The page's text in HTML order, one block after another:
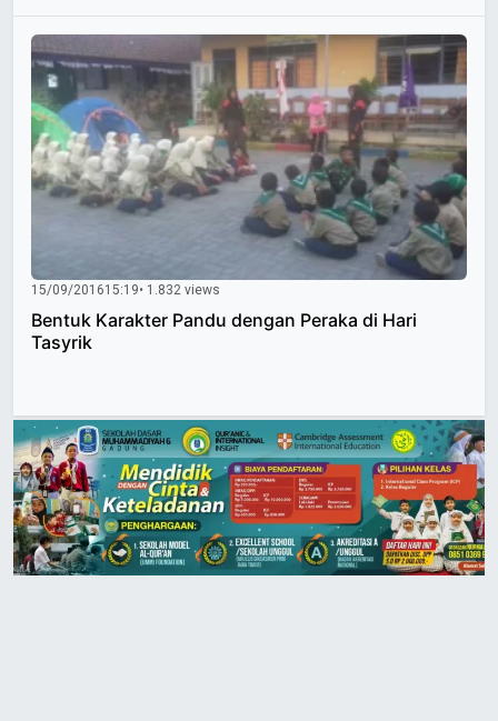
15/09/201615:19• 1.832 views
Bentuk Karakter Pandu dengan Peraka di Hari
Tasyrik